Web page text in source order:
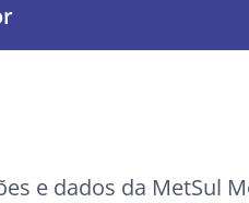
e dados da MetSul